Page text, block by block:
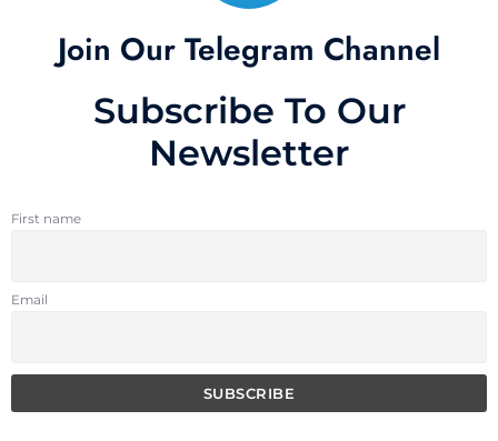
Join Our Telegram Channel
Subscribe To Our
Newsletter
First name
Email